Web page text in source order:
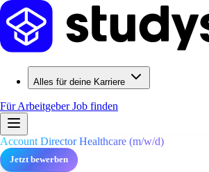
Alles für deine Karriere
Für ArbeitgeberJob finden
Account Director Healthcare (m/w/d)
Jetzt bewerben